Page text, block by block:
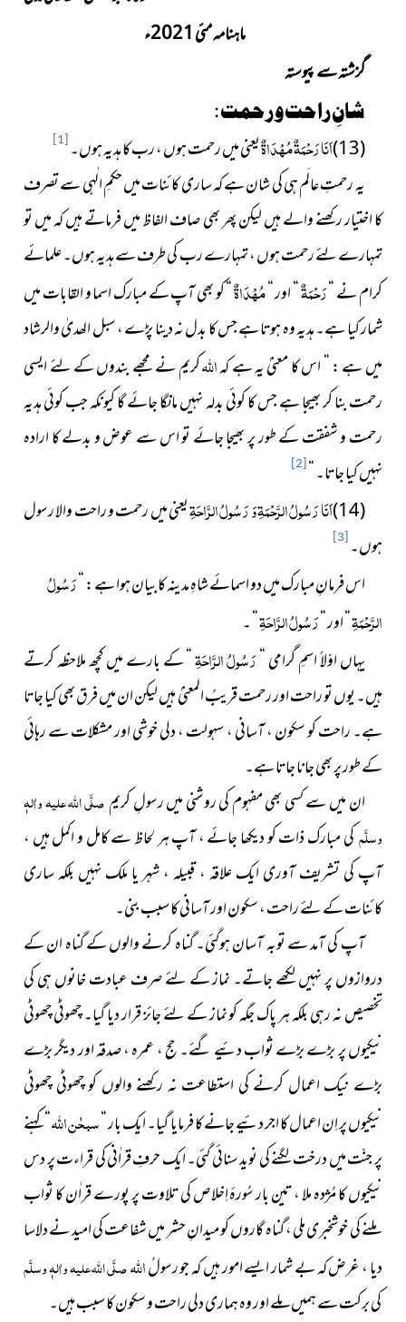
ماہنامہ مئی 2021ء
گزشتہ سے پیوستہ
شانِ راحت و رحمت :
(13) اَنَا رَحْمَةٌ مُهْدَاةٌیعنی میں رحمت ہوں ، رب کا ہدیہ ہوں۔ [1]
یہ رحمتِ عالَم ہی کی شان ہے کہ ساری کائنات میں حکمِ الٰہی سے تصرف
کا اختیار رکھنے والے ہیں لیکن پھر بھی صاف الفاظ میں فرماتے ہیں کہ میں تو
تمہارے لئے رحمت ہوں ، تمہارے رب کی طرف سے ہدیہ ہوں۔ علمائے
کرام نے “رَحْمَةٌ“ اور “مُهْدَاةٌ“ کو بھی آپ کے مبارک اسما و القابات میں
شمار کیا ہے۔ ہدیہ وہ ہوتا ہے جس کا بدل نہ دینا پڑے ، سبل الھدیٰ والرشاد
میں ہے : “ اس کا معنیٰ یہ ہے کہاللہکریم نے مجھے بندوں کے لئے ایسی
رحمت بنا کر بھیجا ہے جس کا کوئی بدلہ نہیں مانگا جائے گا کیونکہ جب کوئی ہدیہ
رحمت و شفقت کے طور پر بھیجا جائے تو اس سے عوض و بدلے کا ارادہ
نہیں کیا جاتا۔ “ [2]
(14) اَنَا رَسُولُ الرَّحْمَةِ وَ رَسُولُ الرَّاحَةِیعنی میں رحمت و راحت والا رسول
ہوں۔ [3]
اس فرمانِ مبارک میں دو اسمائے شاہِ مدینہ کا بیان ہوا ہے : “رَسُولُ
الرَّحْمَةِ“ اور “رَسُولُ الرَّاحَةِ“ ۔
یہاں اوّلاً اسمِ گرامی “رَسُولُ الرَّاحَةِ“ کے بارے میں کچھ ملاحظہ کرتے
ہیں۔ یوں تو راحت اور رحمت قریبُ المعنیٰ ہیں لیکن ان میں فرق بھی کیا جاتا
ہے۔ راحت کو سکون ، آسانی ، سہولت ، دلی خوشی اور مشکلات سے رہائی
کے طور پر بھی جانا جاتا ہے۔
ان میں سے کسی بھی مفہوم کی روشنی میں رسولِ کریمصلَّی اللہ علیہ واٰلہٖ
وسلَّمکی مبارک ذات کو دیکھا جائے ، آپ ہر لحاظ سے کامل و اکمل ہیں ،
آپ کی تشریف آوری ایک علاقہ ، قبیلہ ، شہر یا ملک نہیں بلکہ ساری
کائنات کے لئے راحت ، سکون اور آسانی کا سبب بنی۔
آپ کی آمد سے توبہ آسان ہوگئی۔ گناہ کرنے والوں کے گناہ ان کے
دروازوں پر نہیں لکھے جاتے۔ نماز کے لئے صرف عبادت خانوں ہی کی
تخصیص نہ رہی بلکہ ہر پاک جگہ کو نماز کے لئے جائز قرار دیا گیا۔ چھوٹی چھوٹی
نیکیوں پر بڑے بڑے ثواب دئیے گئے۔ حج ، عمرہ ، صدقہ اور دیگر بڑے
بڑے نیک اعمال کرنے کی استطاعت نہ رکھنے والوں کو چھوٹی چھوٹی
نیکیوں پر اِن اعمال کا اجر دئیے جانے کا فرمایا گیا۔ ایک بار “سبحٰن اللہ“ کہنے
پر جنّت میں درخت لگنے کی نوید سنائی گئی۔ ایک حرفِ قراٰنی کی قراءت پر دس
نیکیوں کا مُژدہ ملا ، تین بار سُورۂ اِخلاص کی تلاوت پر پورے قراٰن کا ثواب
ملنے کی خوشخبری ملی ، گناہ گاروں کو میدانِ حشر میں شفاعت کی امید نے دلاسا
دیا ، غرض کہ بے شمار ایسے امور ہیں کہ جو رسولُاللہصلَّی اللہ علیہ واٰلہٖ وسلَّم
کی برکت سے ہمیں ملے اور وہ ہماری دلی راحت و سکون کا سبب ہیں۔